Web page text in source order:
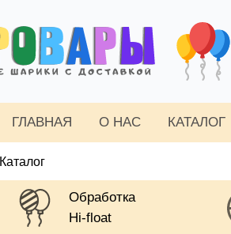
ГЛАВНАЯ О НАС КАТАЛОГ
Каталог
Обработка
Hi-float